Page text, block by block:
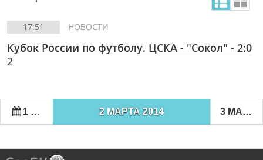
17:51 НОВОСТИ
Кубок России по футболу. ЦСКА - "Сокол" - 2:0
2
1 МАРТА 2014 2 МАРТА 2014 3 МАРТА 2014